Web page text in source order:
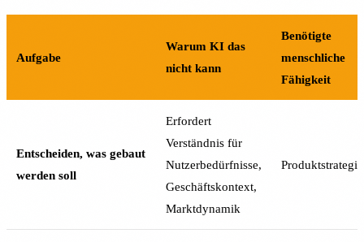
Aufgabe
Warum KI das
nicht kann
Benötigte
menschliche
Fähigkeit
Entscheiden, was gebaut
werden soll
Erfordert
Verständnis für
Nutzerbedürfnisse,
Geschäftskontext,
Marktdynamik
Produktstrategie